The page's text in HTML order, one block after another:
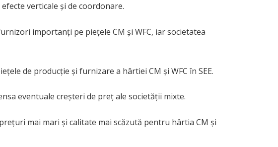
verticale și de coordonare.
importanți pe piețele CM și WFC, iar societatea
de producție și furnizare a hârtiei CM și WFC în SEE.
eventuale creșteri de preț ale societății mixte.
mai mari și calitate mai scăzută pentru hârtia CM și